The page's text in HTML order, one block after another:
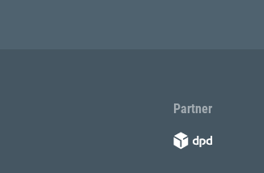
Partner